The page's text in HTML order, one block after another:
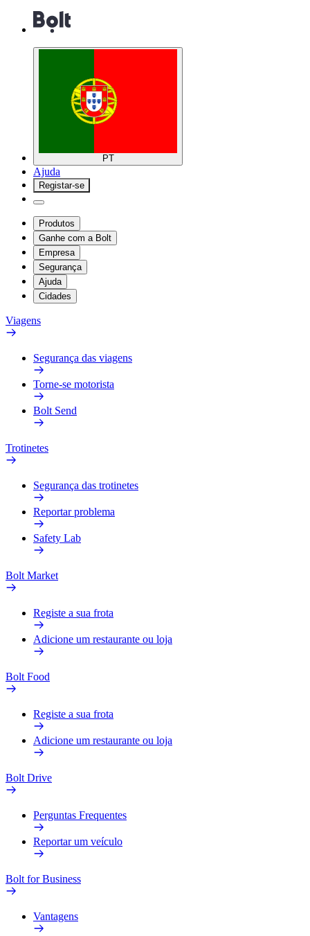
PT
Ajuda
Registar-se
Produtos
Ganhe com a Bolt
Empresa
Segurança
Ajuda
Cidades
Viagens
Segurança das viagens
Torne-se motorista
Bolt Send
Trotinetes
Segurança das trotinetes
Reportar problema
Safety Lab
Bolt Market
Registe a sua frota
Adicione um restaurante ou loja
Bolt Food
Registe a sua frota
Adicione um restaurante ou loja
Bolt Drive
Perguntas Frequentes
Reportar um veículo
Bolt for Business
Vantagens